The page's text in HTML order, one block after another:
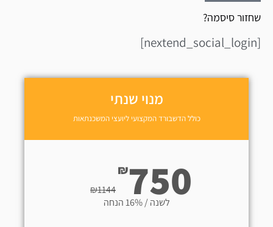
שחזור סיסמה?
[nextend_social_login]
מנוי שנתי
כולל הדשבורד המקצועי ליועצי המשכנתאות
₪1144
₪750
לשנה / 16% הנחה